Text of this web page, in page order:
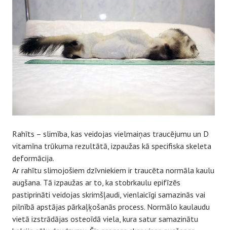
Rahīts – slimība, kas veidojas vielmaiņas traucējumu un D
vitamīna trūkuma rezultātā, izpaužas kā specifiska skeleta
deformācija.
Ar rahītu slimojošiem dzīvniekiem ir traucēta normāla kaulu
augšana. Tā izpaužas ar to, ka stobrkaulu epifīzēs
pastiprināti veidojas skrimšļaudi, vienlaicīgi samazinās vai
pilnībā apstājas pārkaļķošanās process. Normālo kaulaudu
vietā izstrādājas osteoīdā viela, kura satur samazinātu